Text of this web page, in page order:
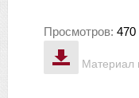
Материал
Просмотров: 470